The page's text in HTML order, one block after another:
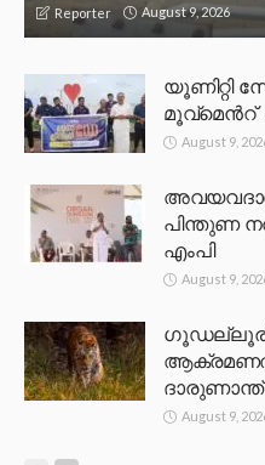
Reporter August 9, 2026
മൂവ്മെൻറ്
August 9,
പിന്തുണ
എംപി
August 9,
August 9,